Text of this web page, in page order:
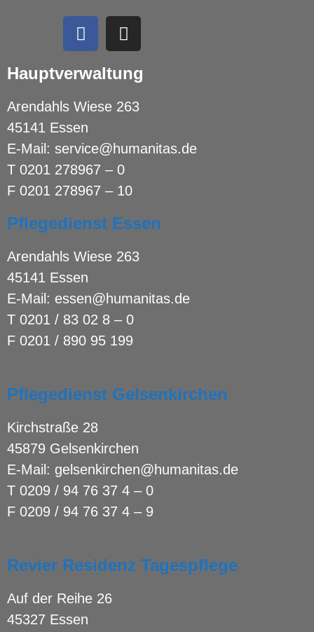
Hauptverwaltung
Arendahls Wiese 263
45141 Essen
E-Mail: service@humanitas.de
T 0201 278967 – 0
F 0201 278967 – 10
Pflegedienst Essen
Arendahls Wiese 263
45141 Essen
E-Mail: essen@humanitas.de
T 0201 / 83 02 8 – 0
F 0201 / 890 95 199
Pflegedienst Gelsenkirchen
Kirchstraße 28
45879 Gelsenkirchen
E-Mail: gelsenkirchen@humanitas.de
T 0209 / 94 76 37 4 – 0
F 0209 / 94 76 37 4 – 9
Revier Residenz Tagespflege
Auf der Reihe 26
45327 Essen